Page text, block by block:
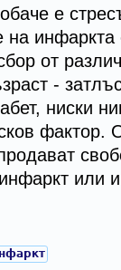
е
инфаркта
от
-
ниски
фактор.
или